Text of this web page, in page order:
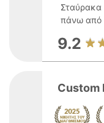
Σταύρακα
πάνω από
9.2
Custom